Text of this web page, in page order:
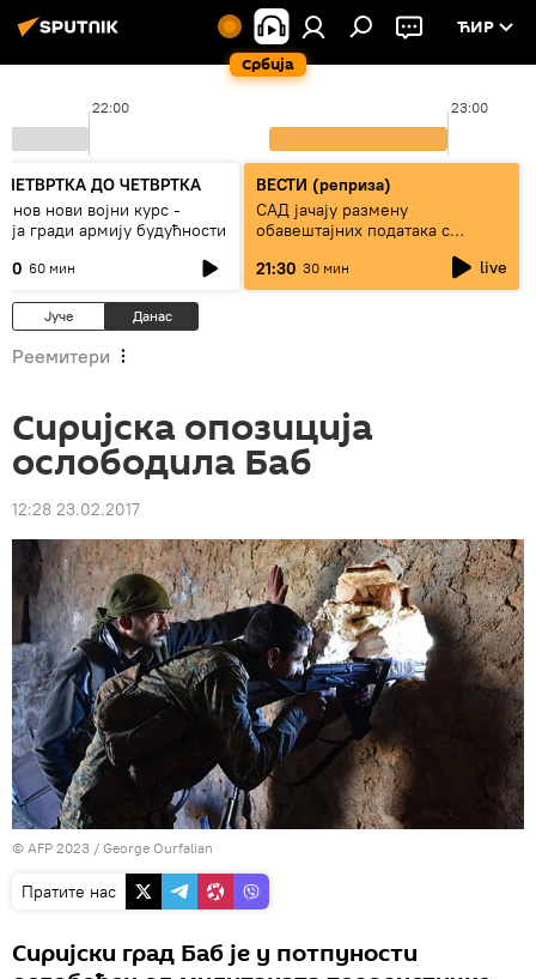
Србија
ЋИР
22:00 23:00
ДО ЧЕТВРТКА
нови војни курс -
гради армију будућности
60 мин
ВЕСТИ (реприза)
САД јачају размену
обавештајних података с
21:30 30 мин live
Јуче Данас
Реемитери
Сиријска опозиција
ослободила Баб
12:28 23.02.2017
© AFP 2023 / George Ourfalian
Пратите нас
Сиријски град Баб је у потпуности